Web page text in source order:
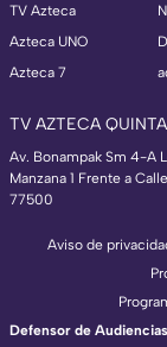
TV Azteca
Azteca UNO
Azteca 7
TV AZTECA
Av. Bonampak Sm 4-A
Manzana 1 Frente a
77500
Aviso de
Defensor de